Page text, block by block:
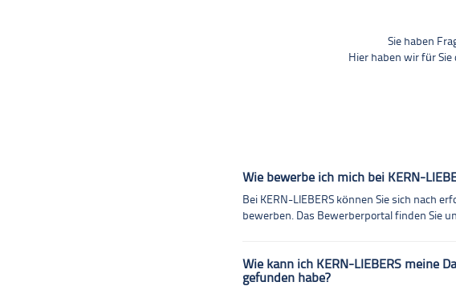
Sie haben
Hier haben wir für
Wie bewerbe ich mich bei KERN-
Bei KERN-LIEBERS können Sie sich nach
bewerben. Das Bewerberportal finden Sie
Wie kann ich KERN-LIEBERS meine
gefunden habe?